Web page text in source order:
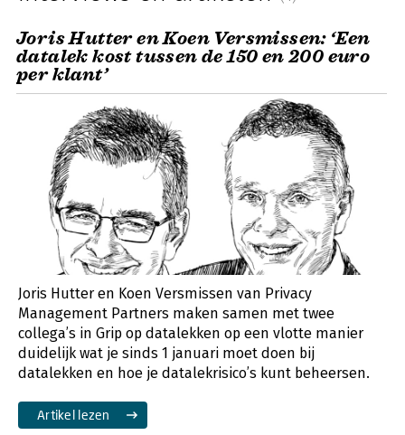
Joris Hutter en Koen Versmissen: ‘Een
datalek kost tussen de 150 en 200 euro
per klant’
Joris Hutter en Koen Versmissen van Privacy
Management Partners maken samen met twee
collega’s in Grip op datalekken op een vlotte manier
duidelijk wat je sinds 1 januari moet doen bij
datalekken en hoe je datalekrisico’s kunt beheersen.
Artikel lezen